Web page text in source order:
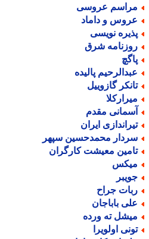
عروسی
و داماد
نویسی
شرق
پالیده
گازوییل
مقدم
ایران
محمدحسین سپهر
معیشت کارگران
جراح
باباجان
ته ورده
اولویرا